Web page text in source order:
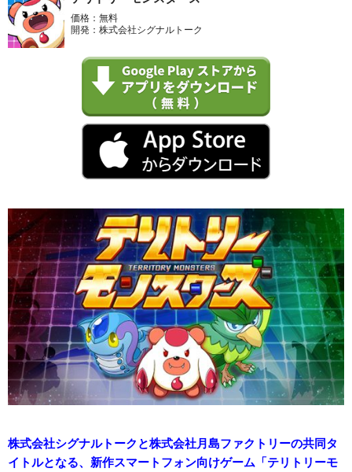
価格：無料
開発：株式会社シグナルトーク
株式会社シグナルトークと株式会社月島ファクトリーの共同タ
イトルとなる、新作スマートフォン向けゲーム「テリトリーモ